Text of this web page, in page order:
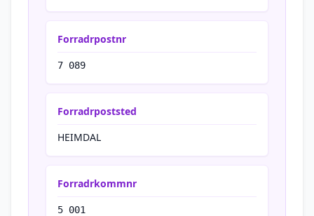
Forradrpostnr
7 089
Forradrpoststed
HEIMDAL
Forradrkommnr
5 001